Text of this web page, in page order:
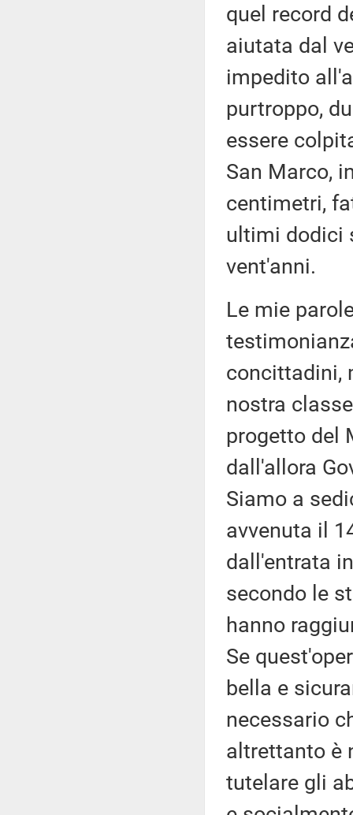
quel record
aiutata dal
impedito
purtroppo,
essere
San Marco,
centimetri,
ultimi dodici
vent'anni.
Le mie
concittadini,
nostra
progetto del
dall'allora
Siamo a
avvenuta il
dall'entrata
secondo le
hanno
Se
bella e
necessario
altrettanto è
tutelare gli